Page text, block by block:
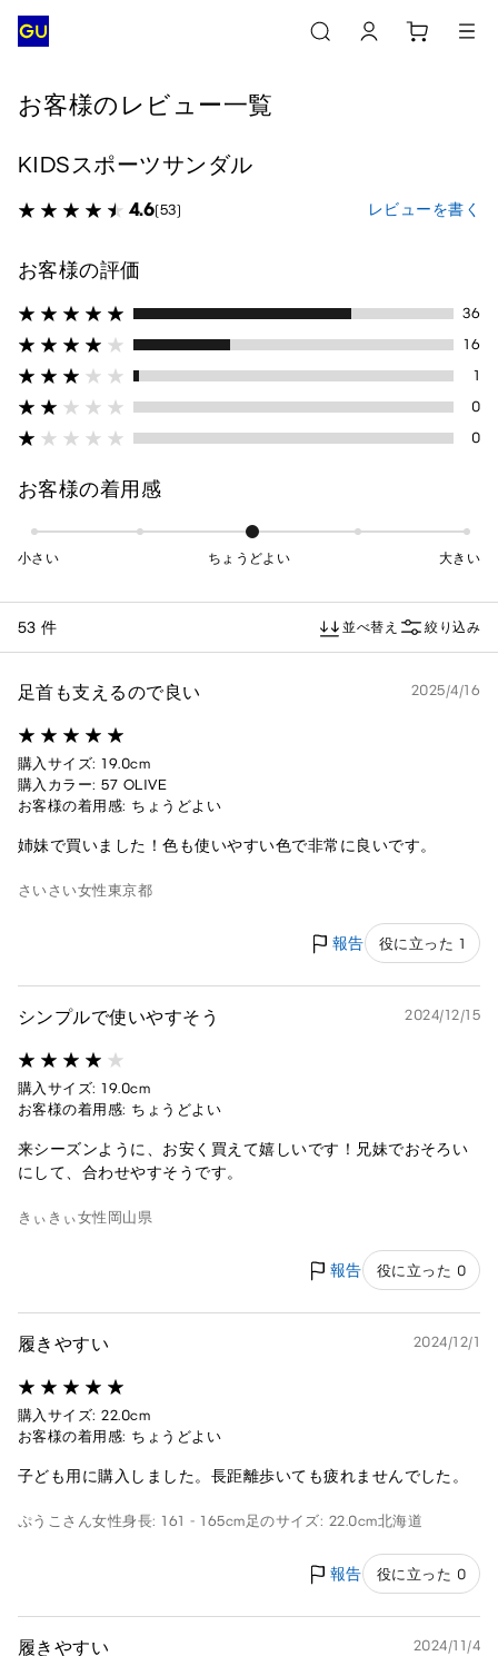
お客様のレビュー一覧
KIDSスポーツサンダル
4.6(53) レビューを書く
お客様の評価
36
16
1
0
0
お客様の着用感
小さい ちょうどよい 大きい
53 件 並べ替え 絞り込み
足首も支えるので良い 2025/4/16
購入サイズ: 19.0cm
購入カラー: 57 OLIVE
お客様の着用感: ちょうどよい
姉妹で買いました！色も使いやすい色で非常に良いです。
さいさい女性東京都
報告 役に立った 1
シンプルで使いやすそう 2024/12/15
購入サイズ: 19.0cm
お客様の着用感: ちょうどよい
来シーズンように、お安く買えて嬉しいです！兄妹でおそろい
にして、合わせやすそうです。
きぃきぃ女性 岡山県
報告 役に立った 0
履きやすい 2024/12/1
購入サイズ: 22.0cm
お客様の着用感: ちょうどよい
子ども用に購入しました。長距離歩いても疲れませんでした。
ぷうこさん女性身長: 161 - 165cm足のサイズ: 22.0cm北海道
報告 役に立った 0
履きやすい 2024/11/4